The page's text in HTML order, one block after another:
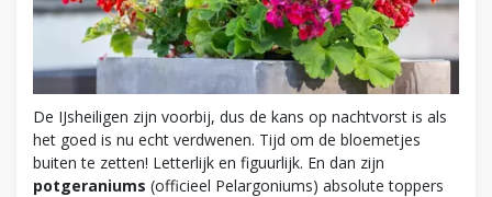
De IJsheiligen zijn voorbij, dus de kans op nachtvorst is als
het goed is nu echt verdwenen. Tijd om de bloemetjes
buiten te zetten! Letterlijk en figuurlijk. En dan zijn
potgeraniums (officieel Pelargoniums) absolute toppers